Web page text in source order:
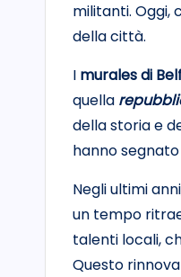
militanti. Oggi,
della città.
I murales di
quella
della storia e
hanno
Negli ultimi
un tempo
talenti locali,
Questo